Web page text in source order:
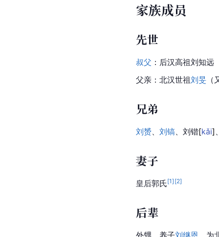
家族成员
先世
叔父 ：后汉高祖刘知远
父亲：北汉世祖刘旻 （
兄弟
刘赟、 刘镐、刘锴[kǎi]
妻子
皇后郭氏[1] [2]
后辈